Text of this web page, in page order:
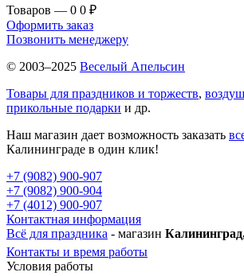
Товаров — 0 0 ₽
Оформить заказ
Позвонить менеджеру
© 2003–2025 Веселый Апельсин
Товары для праздников и торжеств,
прикольные подарки и др.
Наш магазин дает возможность заказать
Калининграде в один клик!
+7 (9082) 900-907
+7 (9082) 900-904
+7 (4012) 900-907
Контактная информация
Всё для праздника - магазин
Контакты и время работы
Условия работы